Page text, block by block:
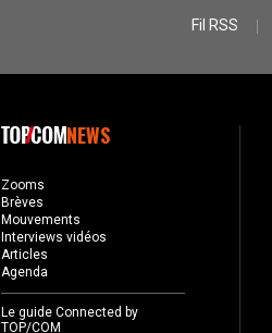
Fil RSS
NEWS
Zooms
Brèves
Mouvements
Interviews vidéos
Articles
Agenda
Le guide Connected by
TOP/COM